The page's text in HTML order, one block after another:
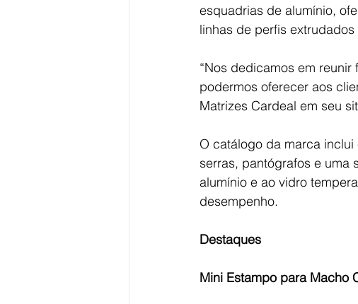
esquadrias de alumínio,
linhas de perfis
“Nos dedicamos em
podermos oferecer aos
Matrizes Cardeal em seu
O catálogo da marca
serras, pantógrafos e uma
alumínio e ao vidro
desempenho.
Destaques
Mini Estampo para Macho